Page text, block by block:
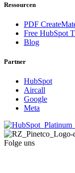
Ressourcen
PDF
Free HubSpot
Blog
Partner
HubSpot
Aircall
Google
Meta
Folge uns